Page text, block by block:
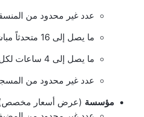
عدد غير محدود من
ما يصل إلى 16 متحدثاً مباشراً في وقت واحد
ما يصل إلى 4 ساعات لكل فعالية
عدد غير محدود من
مؤسسة (عرض أسعار